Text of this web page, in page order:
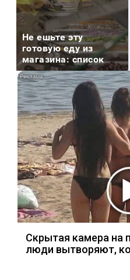
Не ешьте эту
готовую еду из
магазина: список
Скрытая камера на
люди вытворяют,